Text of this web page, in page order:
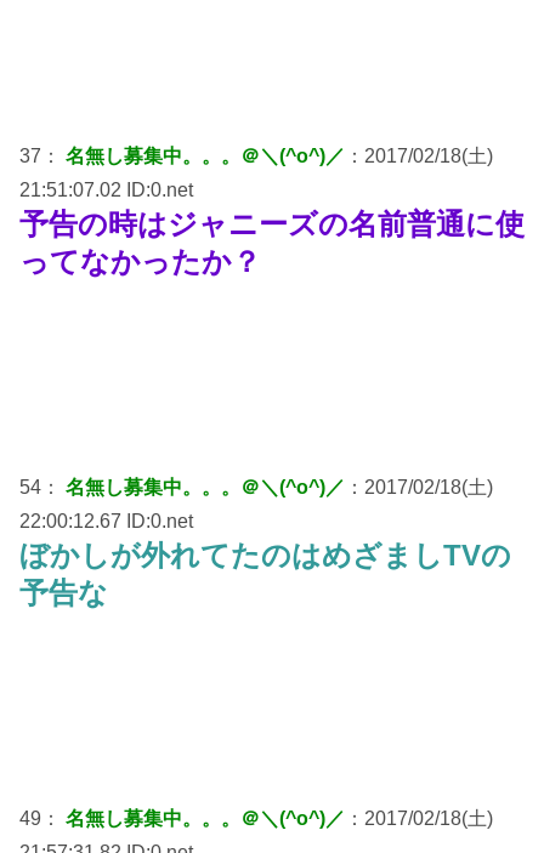
37： 名無し募集中。。。＠＼(^o^)／ ：2017/02/18(土)
21:51:07.02 ID:0.net
予告の時はジャニーズの名前普通に使
ってなかったか？
54： 名無し募集中。。。＠＼(^o^)／ ：2017/02/18(土)
22:00:12.67 ID:0.net
ぼかしが外れてたのはめざましTVの
予告な
49： 名無し募集中。。。＠＼(^o^)／ ：2017/02/18(土)